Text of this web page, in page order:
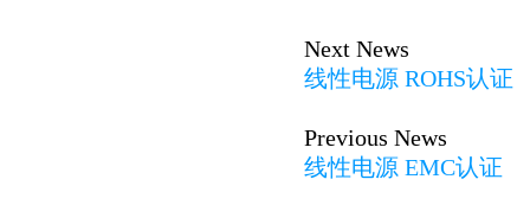
Next News
线性电源 ROHS认证
Previous News
线性电源 EMC认证